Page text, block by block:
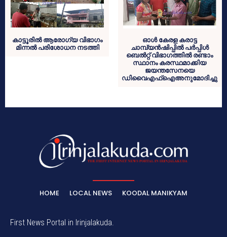
കാട്ടൂരില്‍ ആരോഗ്യ വിഭാഗം
മിന്നല്‍ പരിശോധന നടത്തി
ഓള്‍ കേരള കരാട്ട
ചാമ്പ്യന്‍ഷിപ്പില്‍ പര്‍പ്പിള്‍
ബെല്‍റ്റ് വിഭാഗത്തില്‍ രണ്ടാം
സ്ഥാനം കരസ്ഥമാക്കിയ
ജയന്തസേനയെ
ഡിവൈഎഫ്‌ഐഅനുമോദിച്ചു
HOME LOCAL NEWS KOODAL MANIKYAM
First News Portal in Irinjalakuda.